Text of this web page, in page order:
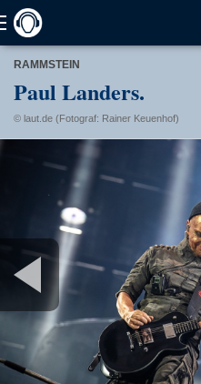
RAMMSTEIN
Paul Landers.
© laut.de (Fotograf: Rainer Keuenhof)